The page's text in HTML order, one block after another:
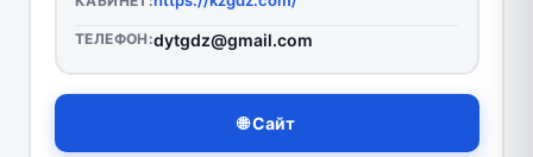
ТЕЛЕФОН:dytgdz@gmail.com
🌐 Сайт